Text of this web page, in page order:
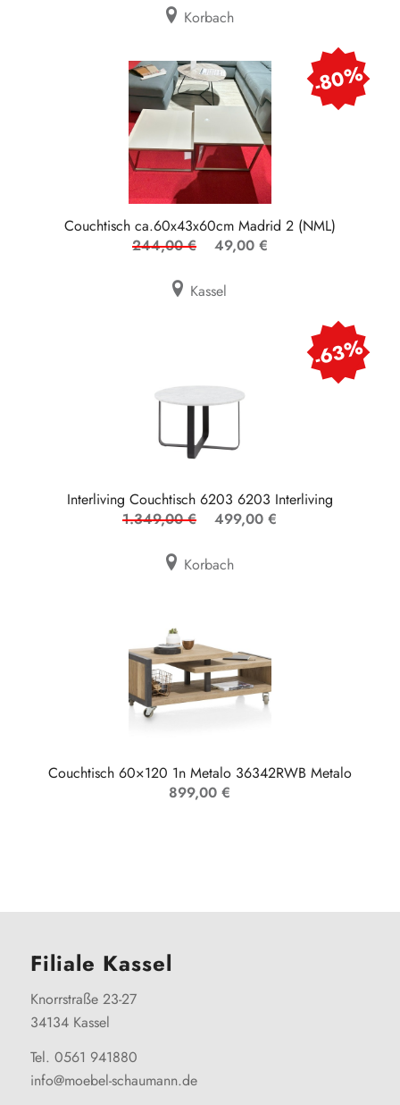
Korbach
Couchtisch ca.60x43x60cm Madrid 2 (NML)
244,00 €
49,00 €
Kassel
-80%
Interliving Couchtisch 6203 6203 Interliving
1.349,00 €
499,00 €
Korbach
-63%
Couchtisch 60×120 1n Metalo 36342RWB Metalo
899,00 €
Filiale Kassel
Knorrstraße 23-27
34134 Kassel
Tel. 0561 941880
info@moebel-schaumann.de